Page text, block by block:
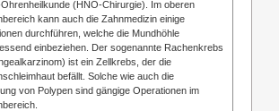
(HNO-Chirurgie). Im oberen
kann auch die Zahnmedizin einige
durchführen, welche die Mundhöhle
einbeziehen. Der sogenannte Rachenkrebs
ist ein Zellkrebs, der die
befällt. Solche wie auch die
von Polypen sind gängige Operationen im